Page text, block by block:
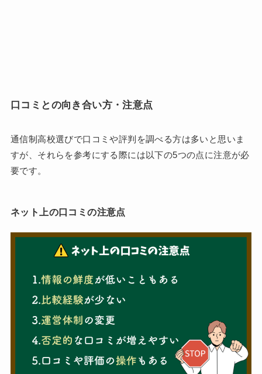
口コミとの向き合い方・注意点
通信制高校選びで口コミや評判を調べる方は多いと思いま
すが、それらを参考にする際には以下の5つの点に注意が必
要です。
ネット上の口コミの注意点